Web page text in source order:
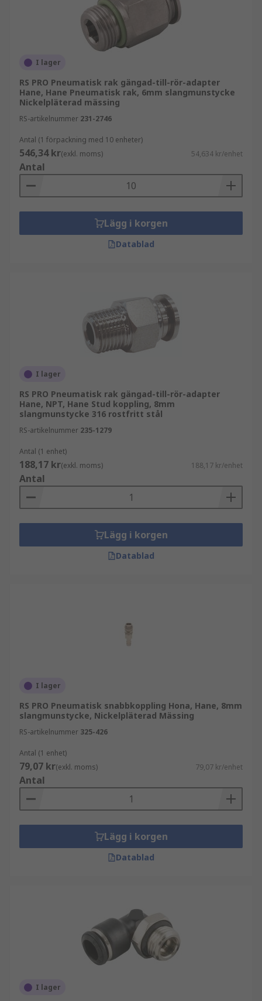
I lager
RS PRO Pneumatisk rak gängad-till-rör-adapter
Hane, Hane Pneumatisk rak, 6mm slangmunstycke
Nickelpläterad mässing
RS-artikelnummer 231-2746
Antal (1 förpackning med 10 enheter)
546,34 kr(exkl. moms) 54,634 kr/enhet
Antal
Lägg i korgen
Datablad
I lager
RS PRO Pneumatisk rak gängad-till-rör-adapter
Hane, NPT, Hane Stud koppling, 8mm
slangmunstycke 316 rostfritt stål
RS-artikelnummer 235-1279
Antal (1 enhet)
188,17 kr(exkl. moms) 188,17 kr/enhet
Antal
Lägg i korgen
Datablad
I lager
RS PRO Pneumatisk snabbkoppling Hona, Hane, 8mm
slangmunstycke, Nickelpläterad Mässing
RS-artikelnummer 325-426
Antal (1 enhet)
79,07 kr(exkl. moms) 79,07 kr/enhet
Antal
Lägg i korgen
Datablad
I lager